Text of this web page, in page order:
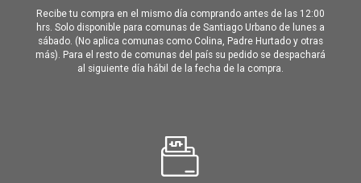
Recibe tu compra en el mismo día comprando antes de las 12:00
hrs. Solo disponible para comunas de Santiago Urbano de lunes a
sábado. (No aplica comunas como Colina, Padre Hurtado y otras
más). Para el resto de comunas del país su pedido se despachará
al siguiente día hábil de la fecha de la compra.